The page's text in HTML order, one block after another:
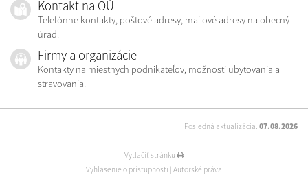
Kontakt na OÚ
Telefónne kontakty, poštové adresy, mailové adresy na obecný
úrad.
Firmy a organizácie
Kontakty na miestnych podnikateľov, možnosti ubytovania a
stravovania.
Posledná aktualizácia: 07.08.2026
Vytlačiť stránku
Vyhlásenie o prístupnosti | Autorské práva